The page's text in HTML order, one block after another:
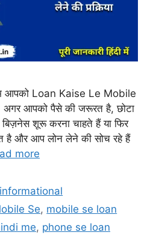
आपको Loan Kaise Le Mobile
अगर आपको पैसे की जरूरत है, छोटा
बिज़नेस शूरू करना चाहते हैं या फिर
है और आप लोन लेने की सोच रहे हैं
more
informational
Se, mobile se loan
me, phone se loan